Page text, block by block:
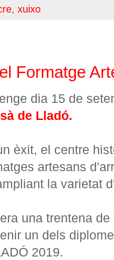
, xuixo
Formatge
dia 15 de
de Lladó.
èxit, el centre
artesans
la varietat
una trentena
un dels
2019.